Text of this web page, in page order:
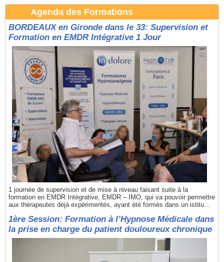
Agenda des Formations
BORDEAUX en Gironde dans le 33: Supervision et
Formation en EMDR Intégrative 1 Jour
1 journée de supervision et de mise à niveau faisant suite à la
formation en EMDR Intégrative, EMDR – IMO, qui va pouvoir permettre
aux thérapeutes déjà expérimentés, ayant été formés dans un istitu...
1ère Session: Formation à l’Hypnose Médicale dans
la prise en charge du patient douloureux chronique